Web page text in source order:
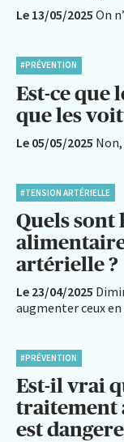
Le 13/05/2025 On
#PRÉVENTION
Est-ce que
que les
Le 05/05/2025
#TENSION ARTÉRIELLE
Quels sont
artérielle ?
Le 23/04/2025
augmenter ceux
#PRÉVENTION
Est-il vrai
traitement
est